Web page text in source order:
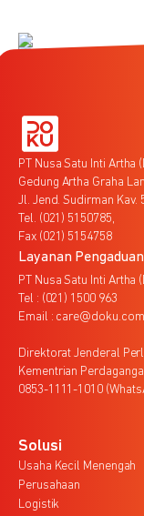
PT Nusa Satu Inti Artha
Gedung Artha Graha
Jl. Jend. Sudirman Kav.
Tel. (021) 5150785,
Fax (021) 5154758
Layanan
PT Nusa Satu Inti Artha
Tel : (021) 1500 963
Email : care@doku.com
Direktorat Jenderal
Kementrian
0853-1111-1010
Solusi
Usaha Kecil Menengah
Perusahaan
Logistik